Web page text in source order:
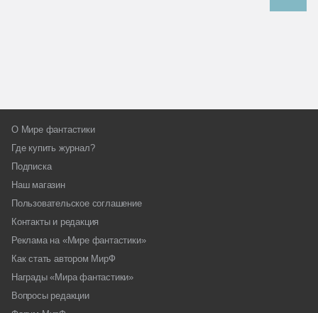
О Мире фантастики
Где купить журнал?
Подписка
Наш магазин
Пользовательское соглашение
Контакты и редакция
Реклама на «Мире фантастики»
Как стать автором МирФ
Награды «Мира фантастики»
Вопросы редакции